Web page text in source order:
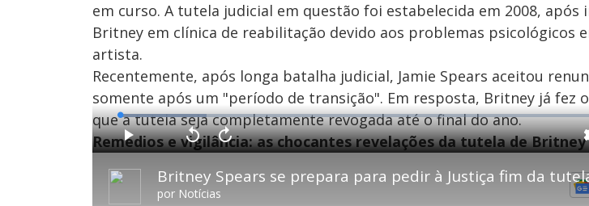
em curso. A tutela judicial em questão foi estabelecida em 2008, após
Britney em clínica de reabilitação devido aos problemas psicológicos
artista.
Recentemente, após longa batalha judicial, Jamie Spears aceitou
somente após um "período de transição". Em resposta, Britney já fez
que a tutela seja completamente revogada até o final do ano.
Remédios e vigilância: as chocantes revelações da tutela de Britney
P
Britney Spears se prepara para pedir à Justiça fim da
por Notícias
P
y
V
t
a
r
1
A
n
ç
L
o
a
d
e
1
6
.
2